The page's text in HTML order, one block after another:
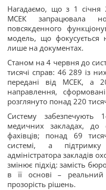
Нагадаємо, що з 1 січня
МСЕК запрацювала
повсякденного
модель, що фокусується
лише на документах.
Станом на 4 червня до
тисячі справ: 46 289 із
передані від МСЕК, а
направлення,
розглянуто понад 220
Систему забезпечують
медичних закладах, до
фахівців; понад 69
системі, а
адміністратора закладів
змінює підхід: замість
в її основі –
прозорість рішень.